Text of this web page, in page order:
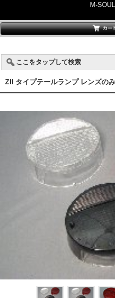
M-
ここをタップして検索
ZII タイプテールランプ レンズの